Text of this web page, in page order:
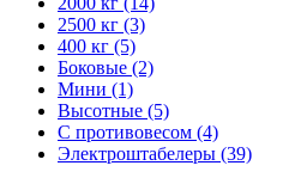
2500 кг (3)
400 кг (5)
Боковые (2)
Мини (1)
Высотные (5)
С противовесом (4)
Электроштабелеры (39)